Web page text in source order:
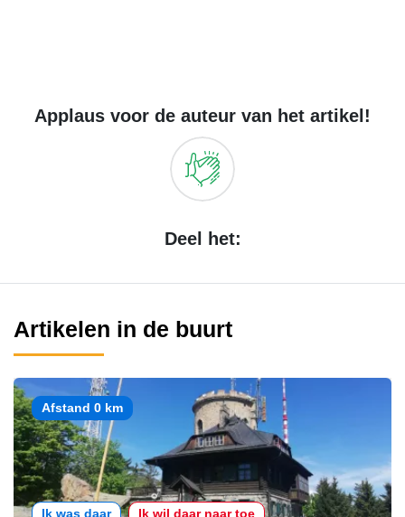
Applaus voor de auteur van het artikel!
Deel het:
Artikelen in de buurt
Afstand 0 km
Ik was daar Ik wil daar naar toe